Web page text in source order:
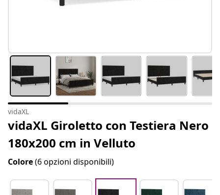
vidaXL
vidaXL Giroletto con Testiera Nero
180x200 cm in Velluto
Colore(6 opzioni disponibili)